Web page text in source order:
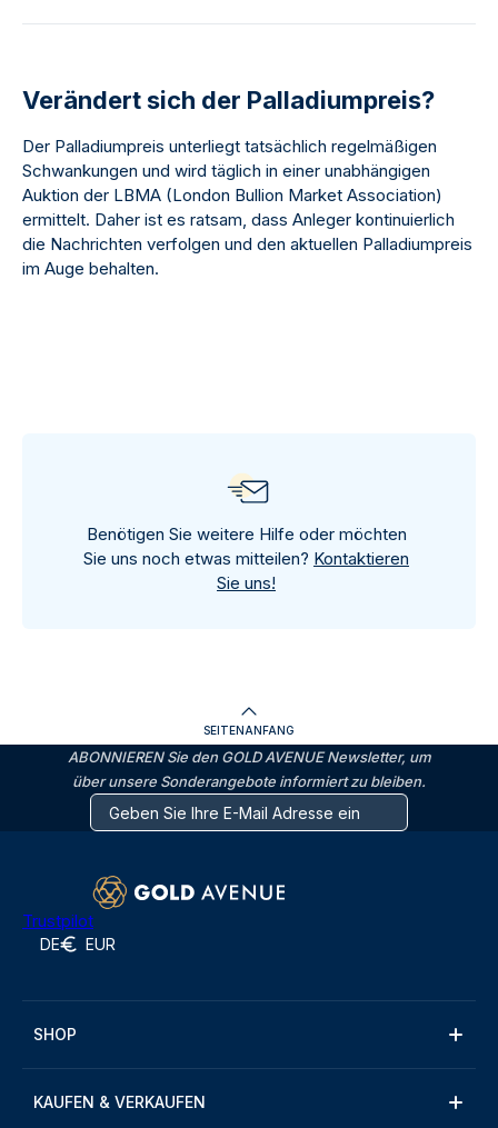
Verändert sich der Palladiumpreis?
Der Palladiumpreis unterliegt tatsächlich regelmäßigen
Schwankungen und wird täglich in einer unabhängigen
Auktion der LBMA (London Bullion Market Association)
ermittelt. Daher ist es ratsam, dass Anleger kontinuierlich
die Nachrichten verfolgen und den aktuellen Palladiumpreis
im Auge behalten.
Benötigen Sie weitere Hilfe oder möchten
Sie uns noch etwas mitteilen? Kontaktieren
Sie uns!
SEITENANFANG
ABONNIEREN Sie den GOLD AVENUE Newsletter, um
über unsere Sonderangebote informiert zu bleiben.
Trustpilot
DE EUR
SHOP
KAUFEN & VERKAUFEN